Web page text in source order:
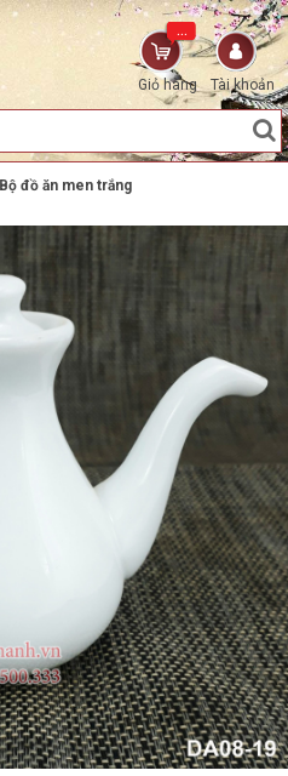
Tài khoản
Giỏ hàng
...
Bộ đồ ăn men trắng